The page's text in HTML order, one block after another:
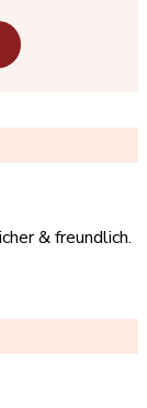
& freundlich.